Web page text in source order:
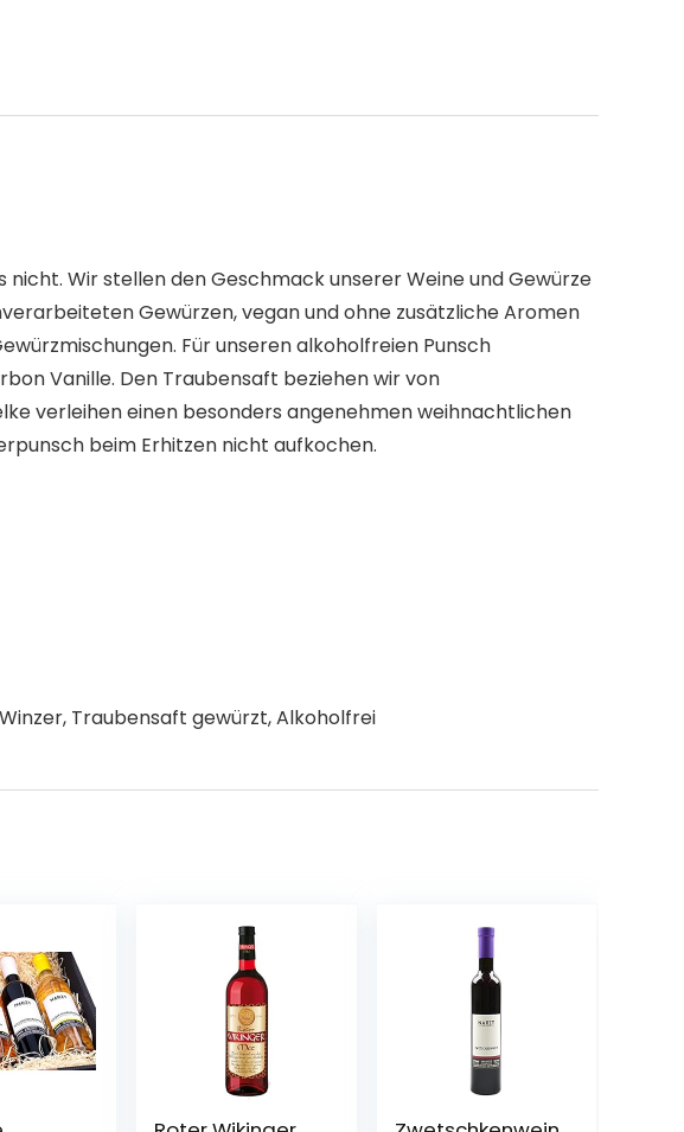
Wir stellen den Geschmack unserer Weine und Gewürze
Gewürzen, vegan und ohne zusätzliche Aromen
Für unseren alkoholfreien Punsch
Vanille. Den Traubensaft beziehen wir von
verleihen einen besonders angenehmen weihnachtlichen
beim Erhitzen nicht aufkochen.
Traubensaft gewürzt, Alkoholfrei